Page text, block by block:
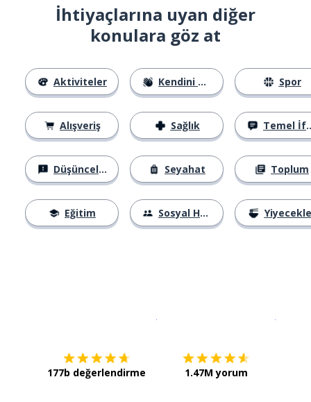
İhtiyaçlarına uyan diğer
konulara göz at
Aktiviteler
Alışveriş
Düşünceler
Eğitim
Kendini Tanıtma
Sağlık
Seyahat
Sosyal Hayat
Spor
Temel İfadeler
Toplum
177b değerlendirme 1.47M yorum